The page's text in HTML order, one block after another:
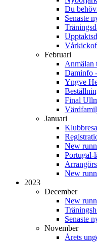
Du
Senaste
Februari
Anmälan
Daminfo
Yngve
Final
Januari
New
Portugal-
New
2023
December
New
Senaste
November
Årets